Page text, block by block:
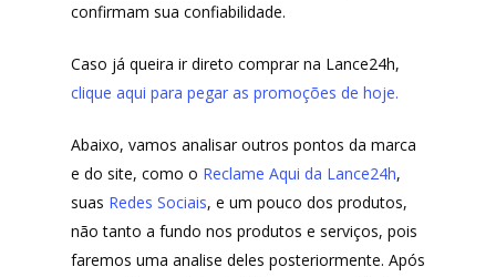
confirmam sua confiabilidade.
Caso já queira ir direto comprar na Lance24h,
clique aqui para pegar as promoções de hoje.
Abaixo, vamos analisar outros pontos da marca
e do site, como o Reclame Aqui da Lance24h,
suas Redes Sociais, e um pouco dos produtos,
não tanto a fundo nos produtos e serviços, pois
faremos uma analise deles posteriormente. Após